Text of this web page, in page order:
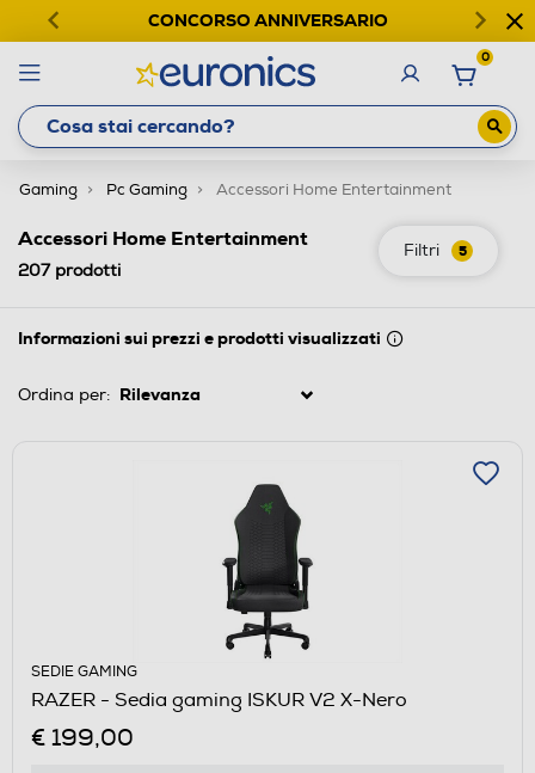
CONCORSO ANNIVERSARIO
0
Gaming Pc Gaming Accessori Home Entertainment
Filtri 5
Accessori Home Entertainment
207prodotti
Informazioni sui prezzi e prodotti visualizzati
Ordina per:
SEDIE GAMING
RAZER - Sedia gaming ISKUR V2 X-Nero
€ 199,00